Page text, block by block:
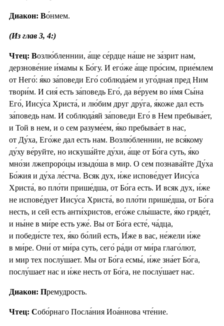
Диакон: Во́нмем.
(Из глав 3, 4:)
Чтец: Возлю́бленнии, а́ще се́рдце на́ше не за́зрит нам,
дерзнове́ние и́мамы к Бо́гу. И его́же а́ще про́сим, прие́млем
от Него́: я́ко за́поведи Его́ соблюда́ем и уго́дная пред Ним
твори́м. И сия́ есть за́поведь Его́, да ве́руем во и́мя Сы́на
Его́, Иису́са Христа́, и лю́бим друг дру́га, я́коже дал есть
за́поведь нам. И соблюда́яй за́поведи Его́ в Нем пребыва́ет,
и Той в нем, и о сем разуме́ем, я́ко пребыва́ет в нас,
от Ду́ха, Его́же дал есть нам. Возлю́бленнии, не вся́кому
ду́ху ве́руйте, но искуша́йте ду́хи, а́ще от Бо́га суть, я́ко
мно́зи лжепроро́цы изыдо́ша в мир. О сем познава́йте Ду́ха
Бо́жия и ду́ха ле́стча. Всяк дух, и́же испове́дует Иису́са
Христа́, во пло́ти прише́дша, от Бо́га есть. И всяк дух, и́же
не испове́дует Иису́са Христа́, во пло́ти прише́дша, от Бо́га
несть, и сей есть анти́христов, его́же слы́шасте, я́ко гряде́т,
и ны́не в ми́ре есть уже́. Вы от Бо́га есте́, ча́дца,
и победи́сте тех, я́ко бо́лий есть, И́же в вас, не́жели и́же
в ми́ре. Они́ от ми́ра суть, сего́ ра́ди от ми́ра глаго́лют,
и мир тех послу́шает. Мы от Бо́га есмы́, и́же зна́ет Бо́га,
послу́шает нас и и́же несть от Бо́га, не послу́шает нас.
Диакон: Премудрость.
Чтец: Собо́рнаго Посла́ния Иоа́ннова чте́ние.